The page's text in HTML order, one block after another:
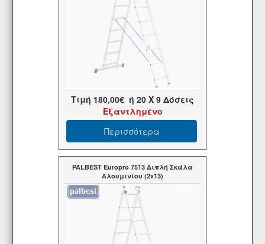
Τιμή 180,00€ ή 20 X 9 Δόσεις
Εξαντλημένο
Περισσότερα
PALBEST Europro 7513 Διπλή Σκάλα
Αλουμινίου (2x13)